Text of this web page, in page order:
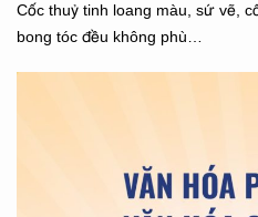
Cốc thuỷ tinh loang màu, sứ vẽ,
bong tóc đều không phù…